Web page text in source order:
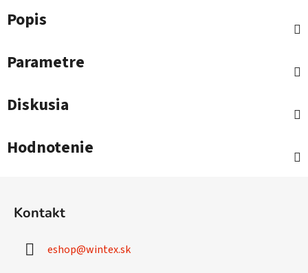
Popis
Parametre
Diskusia
Hodnotenie
Kontakt
eshop@wintex.sk